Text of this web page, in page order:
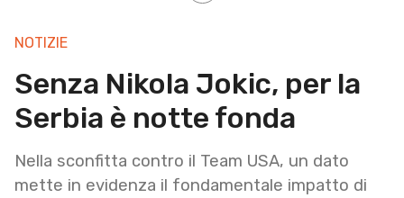
NOTIZIE
Senza Nikola Jokic, per la
Serbia è notte fonda
Nella sconfitta contro il Team USA, un dato
mette in evidenza il fondamentale impatto di